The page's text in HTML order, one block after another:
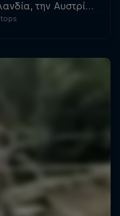
την Αυστρία
στέμμα του